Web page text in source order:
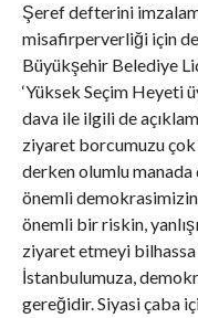
Şeref defterini
misafirperverliği için
Büyükşehir Belediye
‘Yüksek Seçim Heyeti
dava ile ilgili de
ziyaret borcumuzu
derken olumlu manada
önemli demokrasimizin
önemli bir riskin,
ziyaret etmeyi
İstanbulumuza,
gereğidir. Siyasi çaba